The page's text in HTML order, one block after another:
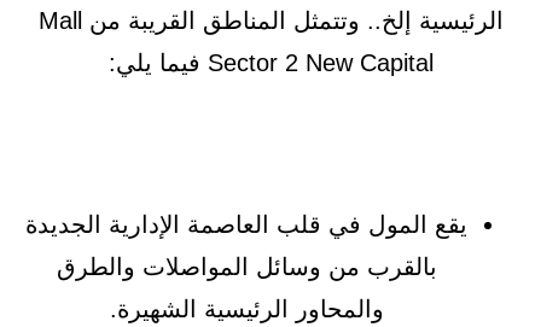
الرئيسية إلخ.. وتتمثل المناطق القريبة من Mall
Sector 2 New Capital فيما يلي:
يقع المول في قلب العاصمة الإدارية الجديدة
بالقرب من وسائل المواصلات والطرق
والمحاور الرئيسية الشهيرة.